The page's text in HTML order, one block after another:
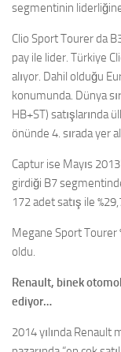
segmentinin
Clio Sport Tourer da
pay ile lider. Türkiye
alıyor. Dahil olduğu
konumunda. Dünya
HB+ST) satışlarında
önünde 4. sırada yer
Captur ise Mayıs
girdiği B7
172 adet satış ile
Megane Sport Tourer
oldu.
Renault, binek
ediyor…
2014 yılında Renault